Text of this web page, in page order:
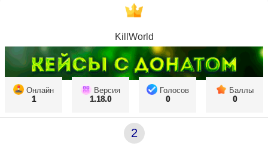
KillWorld
Онлайн
1
Версия
1.18.0
Голосов
0
Баллы
0
2